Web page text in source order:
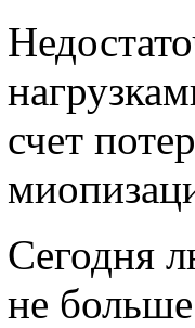
счет
Сегодня
не